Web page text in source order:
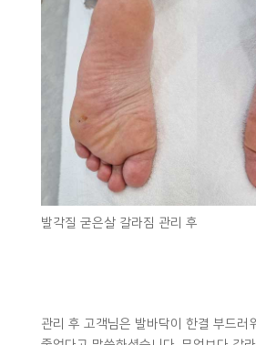
발각질 굳은살 갈라짐 관리 후
관리 후 고객님은 발바닥이 한결 부드러